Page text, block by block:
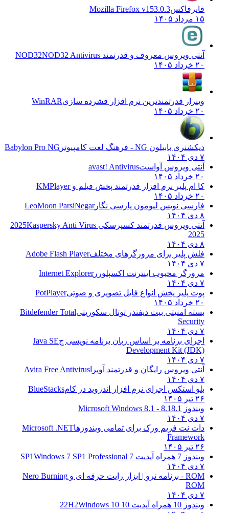
فایرفاکسMozilla Firefox v153.0.3
۱۵ مرداد ۱۴۰۵
آنتی ویروس معروف و قدرتمند NOD32NOD32 Antivirus
۲۰ خرداد ۱۴۰۵
وینرار قدرتمندترین نرم افزار فشرده سازیWinRAR
۲۰ خرداد ۱۴۰۵
دیکشنری بابیلون NG - فرهنگ لغت کامپیوتر
Babylon Pro NG
آنتی ویروس آواستavast! Antivirus
۲۰ خرداد ۱۴۰۵
کا ام پلیر نرم افزار قدرتمند پخش فیلم وKMPlayer
۲۰ خرداد ۱۴۰۵
فارسی نویس لیومون پارسی نگارLeoMoon ParsiNegar
آنتی ویروس قدرتمند کسپرسکی 2025 Kaspersky Anti Virus
2025
فلش پلیر برای مرورگرهای مختلف Adobe Flash Player
مرورگر محبوب اینترنت اکسپلورر Internet Explorer
پوت پلیر پخش انواع فایل تصویری و صوتیPotPlayer
۲۰ خرداد ۱۴۰۵
بسته امنیتی بیت دیفندر توتال سکوریتیBitdefender Total
Security
اجرای برنامه بر اساس زبان برنامه نویسی ج Java SE
Development Kit (JDK)
آنتی ویروس رایگان و قدرتمند آویراAvira Free Antivirus
بلو استکس اجرای نرم افزار اندروید در کامBlueStacks
۲۶ تیر ۱۴۰۵
ویندوز 8.18.1 - Microsoft Windows 8.1
دات نت فریم ورک برای تمامی ویندوزهاMicrosoft .NET
Framework
۲۶ تیر ۱۴۰۵
ویندوز 7 همراه آپدیت 7 SP1
Windows 7 SP1 Professional
ROM - برنامه نرو | ابزار رایت حرفه ای و
Nero Burning
ROM
ویندوز 10 همراه آپدیت 10 22H2
Windows 10